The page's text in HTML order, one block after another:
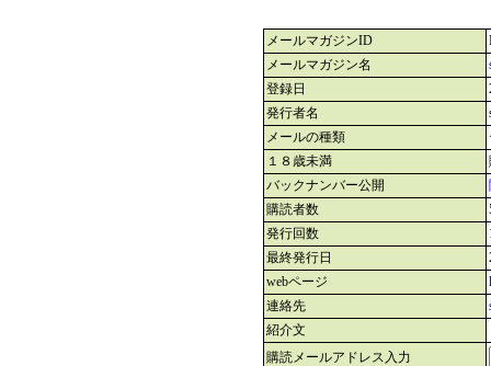
メールマガジンID
メールマガジン名
登録日
発行者名
メールの種類
１８歳未満
バックナンバー公開
購読者数
発行回数
最終発行日
webページ
連絡先
紹介文
購読メールアドレス入力